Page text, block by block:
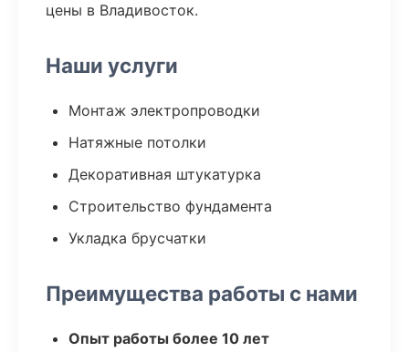
цены в Владивосток.
Наши услуги
Монтаж электропроводки
Натяжные потолки
Декоративная штукатурка
Строительство фундамента
Укладка брусчатки
Преимущества работы с нами
Опыт работы более 10 лет